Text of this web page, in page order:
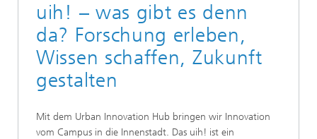
uih! – was gibt es denn
da? Forschung erleben,
Wissen schaffen, Zukunft
gestalten
Mit dem Urban Innovation Hub bringen wir Innovation
vom Campus in die Innenstadt. Das uih! ist ein